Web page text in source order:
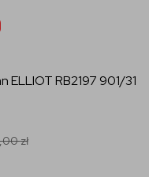
ELLIOT RB2197 901/31
zł